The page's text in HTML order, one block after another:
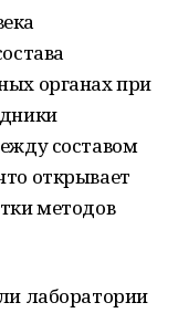
органах при
составом
открывает
методов
лаборатории